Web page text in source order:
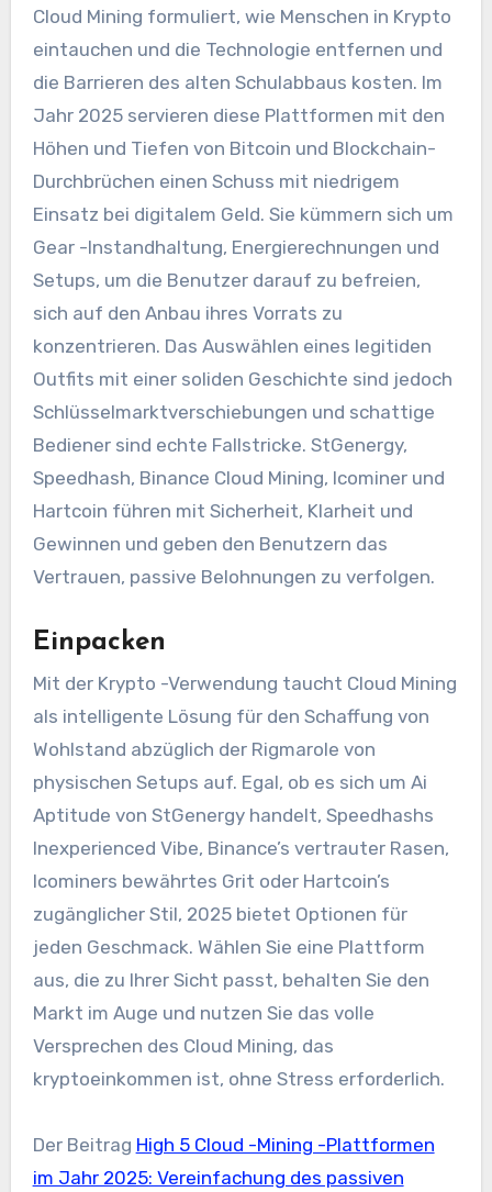
Cloud Mining formuliert, wie Menschen in Krypto
eintauchen und die Technologie entfernen und
die Barrieren des alten Schulabbaus kosten. Im
Jahr 2025 servieren diese Plattformen mit den
Höhen und Tiefen von Bitcoin und Blockchain-
Durchbrüchen einen Schuss mit niedrigem
Einsatz bei digitalem Geld. Sie kümmern sich um
Gear -Instandhaltung, Energierechnungen und
Setups, um die Benutzer darauf zu befreien,
sich auf den Anbau ihres Vorrats zu
konzentrieren. Das Auswählen eines legitiden
Outfits mit einer soliden Geschichte sind jedoch
Schlüsselmarktverschiebungen und schattige
Bediener sind echte Fallstricke. StGenergy,
Speedhash, Binance Cloud Mining, Icominer und
Hartcoin führen mit Sicherheit, Klarheit und
Gewinnen und geben den Benutzern das
Vertrauen, passive Belohnungen zu verfolgen.
Einpacken
Mit der Krypto -Verwendung taucht Cloud Mining
als intelligente Lösung für den Schaffung von
Wohlstand abzüglich der Rigmarole von
physischen Setups auf. Egal, ob es sich um Ai
Aptitude von StGenergy handelt, Speedhashs
Inexperienced Vibe, Binance’s vertrauter Rasen,
Icominers bewährtes Grit oder Hartcoin’s
zugänglicher Stil, 2025 bietet Optionen für
jeden Geschmack. Wählen Sie eine Plattform
aus, die zu Ihrer Sicht passt, behalten Sie den
Markt im Auge und nutzen Sie das volle
Versprechen des Cloud Mining, das
kryptoeinkommen ist, ohne Stress erforderlich.
Der Beitrag High 5 Cloud -Mining -Plattformen
im Jahr 2025: Vereinfachung des passiven